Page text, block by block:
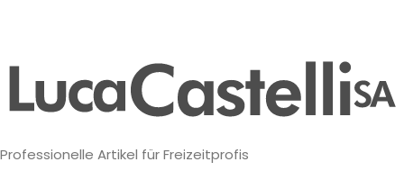
Professionelle Artikel für Freizeitprofis